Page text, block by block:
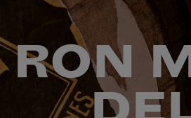
RON